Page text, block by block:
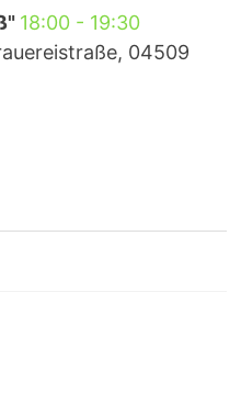
18:00- 19:30
04509